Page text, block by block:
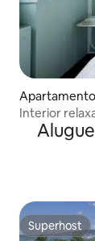
Apartamento
Interior
nascer do sol
Superhost
Superhost